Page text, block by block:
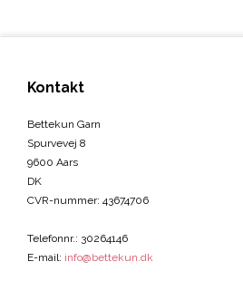
Kontakt
Bettekun Garn
Spurvevej 8
9600 Aars
DK
CVR-nummer: 43674706
Telefonnr.: 30264146
E-mail: info@bettekun.dk